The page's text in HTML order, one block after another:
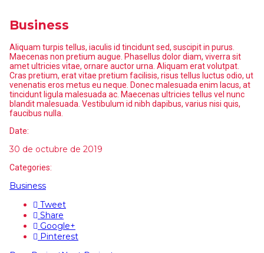
Business
Aliquam turpis tellus, iaculis id tincidunt sed, suscipit in purus.
Maecenas non pretium augue. Phasellus dolor diam, viverra sit
amet ultricies vitae, ornare auctor urna. Aliquam erat volutpat.
Cras pretium, erat vitae pretium facilisis, risus tellus luctus odio, ut
venenatis eros metus eu neque. Donec malesuada enim lacus, at
tincidunt ligula malesuada ac. Maecenas ultricies tellus vel nunc
blandit malesuada. Vestibulum id nibh dapibus, varius nisi quis,
faucibus nulla.
Date:
30 de octubre de 2019
Categories:
Business
Tweet
Share
Google+
Pinterest